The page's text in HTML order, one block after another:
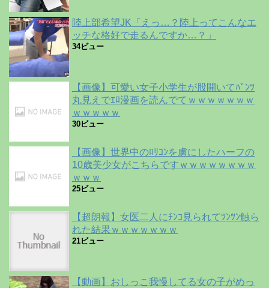
陸上部希望JK「えっ…？陸上ってこんなエ
ッチな格好で走るんですか…？」
34ビュー
【画像】可愛い女子小学生が股開いてﾊﾟﾝﾂ
丸見えでｴﾛ漫画を読んでてｗｗｗｗｗｗｗ
ｗｗｗｗｗ
30ビュー
【画像】世界中のﾛﾘｺﾝを虜にしたハーフの
10歳美少女がこちらですｗｗｗｗｗｗｗｗ
ｗｗｗ
25ビュー
【超朗報】女医二人にﾁﾝｺ見られてﾂﾝﾂﾝ触ら
れた結果ｗｗｗｗｗｗｗ
21ビュー
【動画】おしっこ我慢してる女の子がめっ